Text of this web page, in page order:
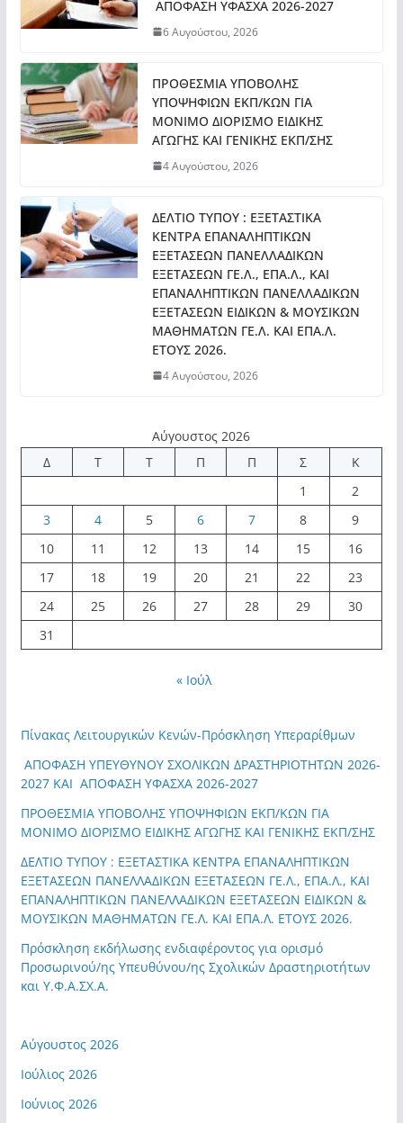
ΑΠΟΦΑΣΗ ΥΦΑΣΧΑ 2026-2027
6 Αυγούστου, 2026
ΠΡΟΘΕΣΜΙΑ ΥΠΟΒΟΛΗΣ
ΥΠΟΨΗΦΙΩΝ ΕΚΠ/ΚΩΝ ΓΙΑ
ΜΟΝΙΜΟ ΔΙΟΡΙΣΜΟ ΕΙΔΙΚΗΣ
ΑΓΩΓΗΣ ΚΑΙ ΓΕΝΙΚΗΣ ΕΚΠ/ΣΗΣ
4 Αυγούστου, 2026
ΔΕΛΤΙΟ ΤΥΠΟΥ : ΕΞΕΤΑΣΤΙΚΑ
ΚΕΝΤΡΑ ΕΠΑΝΑΛΗΠΤΙΚΩΝ
ΕΞΕΤΑΣΕΩΝ ΠΑΝΕΛΛΑΔΙΚΩΝ
ΕΞΕΤΑΣΕΩΝ ΓΕ.Λ., ΕΠΑ.Λ., ΚΑΙ
ΕΠΑΝΑΛΗΠΤΙΚΩΝ ΠΑΝΕΛΛΑΔΙΚΩΝ
ΕΞΕΤΑΣΕΩΝ ΕΙΔΙΚΩΝ & ΜΟΥΣΙΚΩΝ
ΜΑΘΗΜΑΤΩΝ ΓΕ.Λ. ΚΑΙ ΕΠΑ.Λ.
ΕΤΟΥΣ 2026.
4 Αυγούστου, 2026
Αύγουστος 2026
Δ
Τ Τ Π Π Σ
Κ
1
2
3
4 5 6 7 8
9
10
11 12 13 14 15
16
17
18 19 20 21 22
23
24
25 26 27 28 29
30
31
« Ιούλ
Πίνακας Λειτουργικών Κενών-Πρόσκληση Υπεραρίθμων
ΑΠΟΦΑΣΗ ΥΠΕΥΘΥΝΟΥ ΣΧΟΛΙΚΩΝ ΔΡΑΣΤΗΡΙΟΤΗΤΩΝ 2026-
2027 ΚΑΙ ΑΠΟΦΑΣΗ ΥΦΑΣΧΑ 2026-2027
ΠΡΟΘΕΣΜΙΑ ΥΠΟΒΟΛΗΣ ΥΠΟΨΗΦΙΩΝ ΕΚΠ/ΚΩΝ ΓΙΑ
ΜΟΝΙΜΟ ΔΙΟΡΙΣΜΟ ΕΙΔΙΚΗΣ ΑΓΩΓΗΣ ΚΑΙ ΓΕΝΙΚΗΣ ΕΚΠ/ΣΗΣ
ΔΕΛΤΙΟ ΤΥΠΟΥ : ΕΞΕΤΑΣΤΙΚΑ ΚΕΝΤΡΑ ΕΠΑΝΑΛΗΠΤΙΚΩΝ
ΕΞΕΤΑΣΕΩΝ ΠΑΝΕΛΛΑΔΙΚΩΝ ΕΞΕΤΑΣΕΩΝ ΓΕ.Λ., ΕΠΑ.Λ., ΚΑΙ
ΕΠΑΝΑΛΗΠΤΙΚΩΝ ΠΑΝΕΛΛΑΔΙΚΩΝ ΕΞΕΤΑΣΕΩΝ ΕΙΔΙΚΩΝ &
ΜΟΥΣΙΚΩΝ ΜΑΘΗΜΑΤΩΝ ΓΕ.Λ. ΚΑΙ ΕΠΑ.Λ. ΕΤΟΥΣ 2026.
Πρόσκληση εκδήλωσης ενδιαφέροντος για ορισμό
Προσωρινού/ης Υπευθύνου/ης Σχολικών Δραστηριοτήτων
και Υ.Φ.Α.ΣΧ.Α.
Αύγουστος 2026
Ιούλιος 2026
Ιούνιος 2026